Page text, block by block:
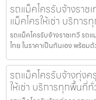
รถแม็คโครรับจ้างราช
แม็คโครให้เช่า บริกา
รถแม็คโครรับจ้างราชเทวี รถ
ไทย ในราคาเป็นกันเอง พร้อ
รถแม็คโครรับจ้างทุ่ง
ให้เช่า บริการทุกพื้นที่